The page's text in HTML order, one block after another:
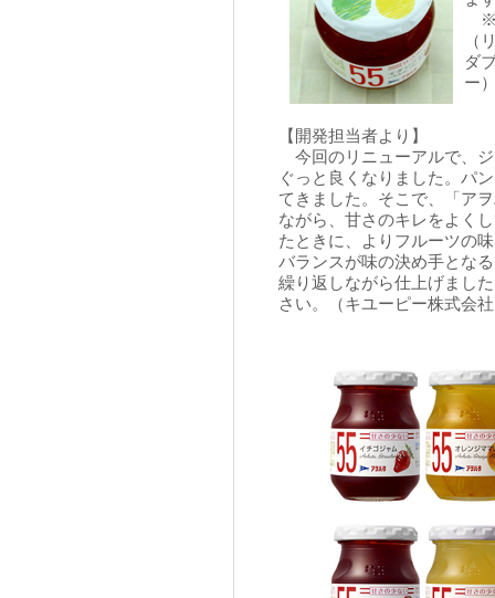
※
（
ダ
ー
【開発担当者より】
今回のリニューアルで、
ぐっと良くなりました。パ
てきました。そこで、「ア
ながら、甘さのキレをよく
たときに、よりフルーツの
バランスが味の決め手とな
繰り返しながら仕上げまし
さい。（キユーピー株式会